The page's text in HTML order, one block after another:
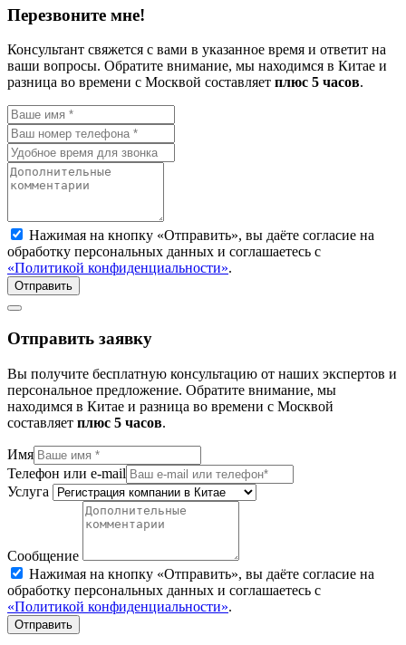
Перезвоните мне!
Консультант свяжется с вами в указанное время и ответит на
ваши вопросы. Обратите внимание, мы находимся в Китае и
разница во времени с Москвой составляет плюc 5 часов.
Нажимая на кнопку «Отправить», вы даёте согласие на
обработку персональных данных и соглашаетесь с
«Политикой конфиденциальности».
Отправить
Отправить заявку
Вы получите бесплатную консультацию от наших экспертов и
персональное предложение. Обратите внимание, мы
находимся в Китае и разница во времени с Москвой
составляет плюc 5 часов.
Имя
Телефон или e-mail
Услуга
Сообщение
Нажимая на кнопку «Отправить», вы даёте согласие на
обработку персональных данных и соглашаетесь с
«Политикой конфиденциальности».
Отправить